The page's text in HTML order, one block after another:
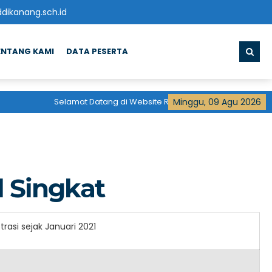
KAMI DATA PESERTA
Minggu, 09 Agu 2026
Selamat Datang di Website ResmiMadrasah Aliyah
Singkat
sejak Januari 2021